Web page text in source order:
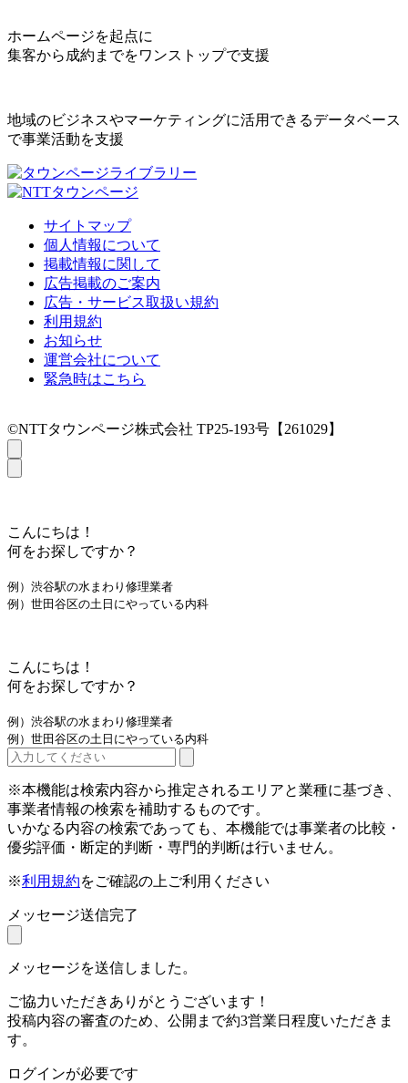
ホームページを起点に
集客から成約までをワンストップで支援
地域のビジネスやマーケティングに活用できるデータベース
で事業活動を支援
サイトマップ
個人情報について
掲載情報に関して
広告掲載のご案内
広告・サービス取扱い規約
利用規約
お知らせ
運営会社について
緊急時はこちら
©NTTタウンページ株式会社 TP25-193号【261029】
こんにちは！
何をお探しですか？
例）渋谷駅の水まわり修理業者
例）世田谷区の土日にやっている内科
こんにちは！
何をお探しですか？
例）渋谷駅の水まわり修理業者
例）世田谷区の土日にやっている内科
※本機能は検索内容から推定されるエリアと業種に基づき、
事業者情報の検索を補助するものです。
いかなる内容の検索であっても、本機能では事業者の比較・
優劣評価・断定的判断・専門的判断は行いません。
※利用規約をご確認の上ご利用ください
メッセージ送信完了
メッセージを送信しました。
ご協力いただきありがとうございます！
投稿内容の審査のため、公開まで約3営業日程度いただきま
す。
ログインが必要です